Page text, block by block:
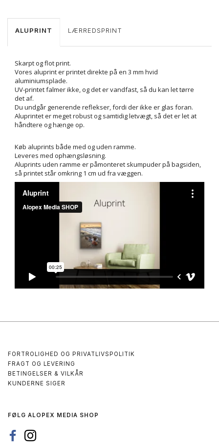
ALUPRINT LÆRREDSPRINT
Skarpt og flot print.
Vores aluprint er printet direkte på en 3 mm hvid
aluminiumsplade.
UV-printet falmer ikke, og det er vandfast, så du kan let tørre
det af.
Du undgår generende reflekser, fordi der ikke er glas foran.
Aluprintet er meget robust og samtidig letvægt, så det er let at
håndtere og hænge op.
Køb aluprints både med og uden ramme.
Leveres med ophængsløsning.
Aluprints uden ramme er påmonteret skumpuder på bagsiden,
så printet står omkring 1 cm ud fra væggen.
FORTROLIGHED OG PRIVATLIVSPOLITIK
FRAGT OG LEVERING
BETINGELSER & VILKÅR
KUNDERNE SIGER
FØLG ALOPEX MEDIA SHOP